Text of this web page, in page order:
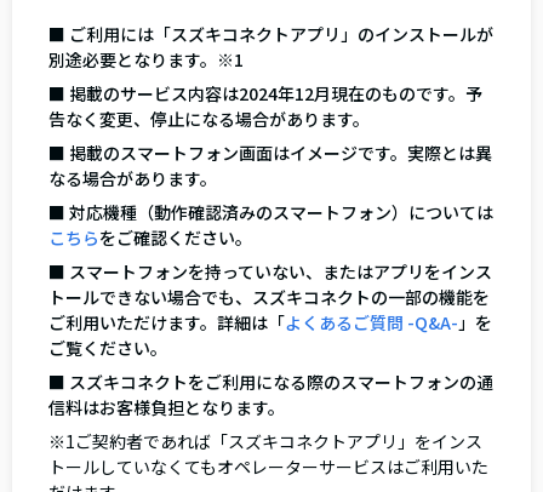
■ ご利用には「スズキコネクトアプリ」のインストールが
別途必要となります。※1
■ 掲載のサービス内容は2024年12月現在のものです。予
告なく変更、停止になる場合があります。
■ 掲載のスマートフォン画面はイメージです。実際とは異
なる場合があります。
■ 対応機種（動作確認済みのスマートフォン）については
こちらをご確認ください。
■ スマートフォンを持っていない、またはアプリをインス
トールできない場合でも、スズキコネクトの一部の機能を
ご利用いただけます。詳細は「よくあるご質問 -Q&A- 」を
ご覧ください。
■ スズキコネクトをご利用になる際のスマートフォンの通
信料はお客様負担となります。
※1ご契約者であれば「スズキコネクトアプリ」をインス
トールしていなくてもオペレーターサービスはご利用いた